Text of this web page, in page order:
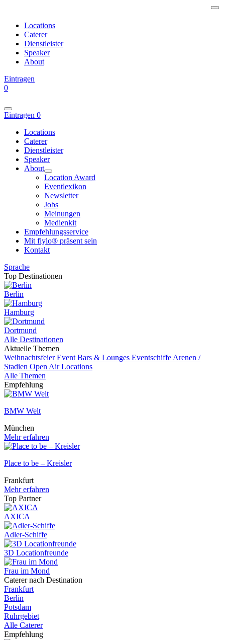
Locations
Caterer
Dienstleister
Speaker
About
Eintragen
0
Eintragen 0
Locations
Caterer
Dienstleister
Speaker
About
Location Award
Eventlexikon
Newsletter
Jobs
Meinungen
Medienkit
Empfehlungsservice
Mit fiylo® präsent sein
Kontakt
Sprache
Top Destinationen
Berlin
Hamburg
Dortmund
Alle Destinationen
Aktuelle Themen
WeihnachtsfeierEvent Bars & Lounges Eventschiffe Arenen /
Stadien Open Air Locations
Alle Themen
Empfehlung
BMW Welt
München
Mehr erfahren
Place to be – Kreisler
Frankfurt
Mehr erfahren
Top Partner
AXICA
Adler-Schiffe
3D Locationfreunde
Frau im Mond
Caterer nach Destination
Frankfurt
Berlin
Potsdam
Ruhrgebiet
Alle Caterer
Empfehlung